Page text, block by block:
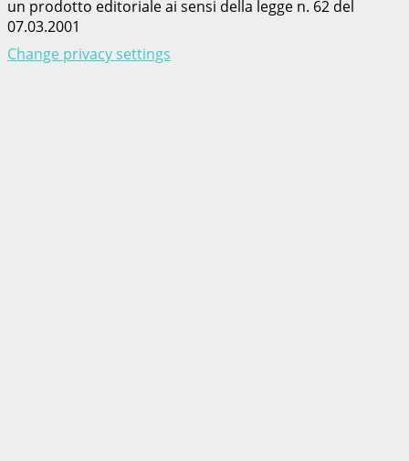
un prodotto editoriale ai sensi della legge n. 62 del
07.03.2001
Change privacy settings